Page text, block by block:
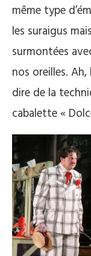
même type
les suraigus
surmontées
nos oreilles.
dire de la
cabalette «